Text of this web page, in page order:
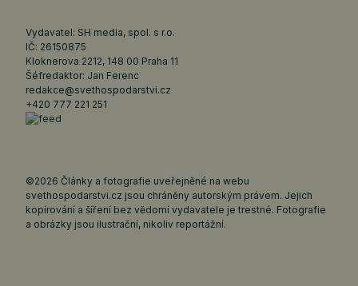
Vydavatel: SH media, spol. s r.o.
IČ: 26150875
Kloknerova 2212, 148 00 Praha 11
Šéfredaktor: Jan Ferenc
redakce@svethospodarstvi.cz
+420 777 221 251
©2026 Články a fotografie uveřejněné na webu
svethospodarstvi.cz jsou chráněny autorským právem. Jejich
kopírování a šíření bez vědomí vydavatele je trestné. Fotografie
a obrázky jsou ilustrační, nikoliv reportážní.